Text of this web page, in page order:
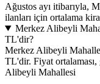
Ağustos ayı itibarıyla,
ilanları için ortalama
Merkez Alibeyli
TL'dir?
Merkez Alibeyli
TL'dir. Fiyat
Alibeyli Mahallesi